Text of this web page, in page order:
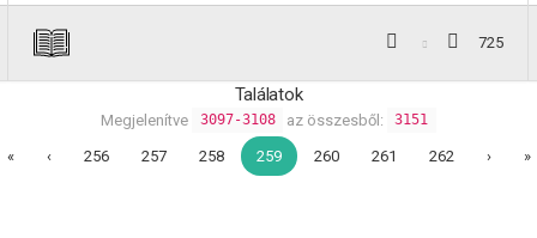
725
Találatok
Megjelenítve 3097-3108 az összesből: 3151
« ‹ 256 257 258 259 260 261 262 › »